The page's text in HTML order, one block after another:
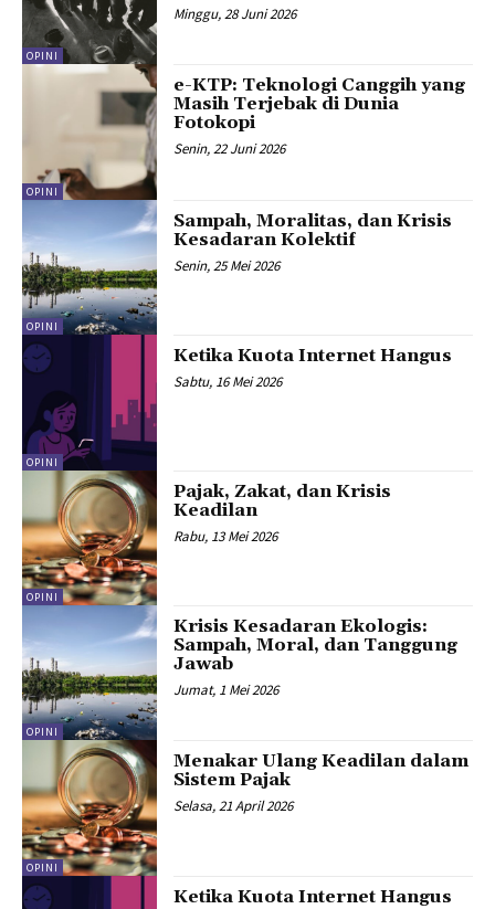
OPINI
Minggu, 28 Juni 2026
OPINI
e-KTP: Teknologi Canggih yang
Masih Terjebak di Dunia
Fotokopi
Senin, 22 Juni 2026
OPINI
Sampah, Moralitas, dan Krisis
Kesadaran Kolektif
Senin, 25 Mei 2026
OPINI
Ketika Kuota Internet Hangus
Sabtu, 16 Mei 2026
OPINI
Pajak, Zakat, dan Krisis
Keadilan
Rabu, 13 Mei 2026
OPINI
Krisis Kesadaran Ekologis:
Sampah, Moral, dan Tanggung
Jawab
Jumat, 1 Mei 2026
OPINI
Menakar Ulang Keadilan dalam
Sistem Pajak
Selasa, 21 April 2026
Ketika Kuota Internet Hangus